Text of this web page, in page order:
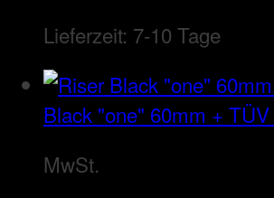
Lieferzeit: 7-10 Tage
Black "one" 60mm + TÜV
MwSt.